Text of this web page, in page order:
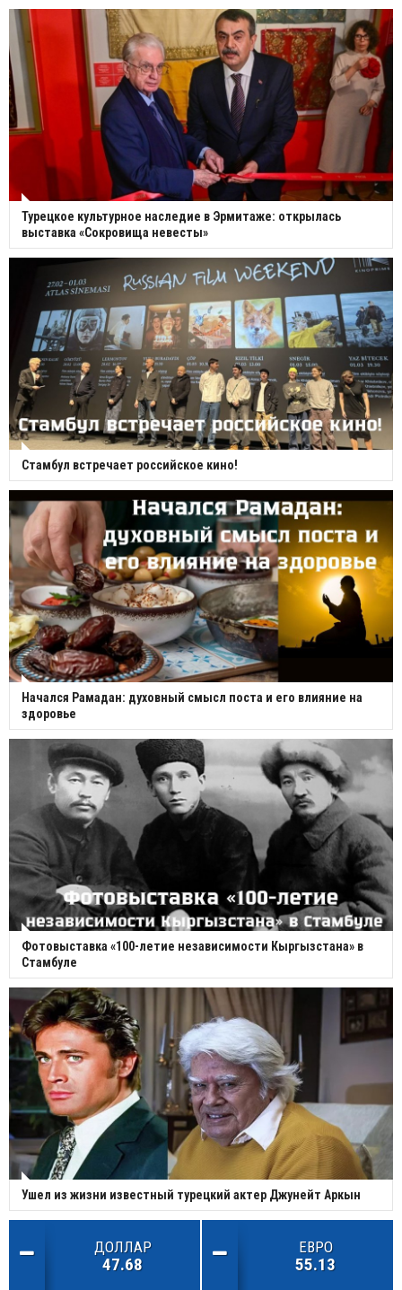
Турецкое культурное наследие в Эрмитаже: открылась
выставка «Сокровища невесты»
Стамбул встречает российское кино!
Начался Рамадан: духовный смысл поста и его влияние на
здоровье
Фотовыставка «100-летие независимости Кыргызстана» в
Стамбуле
Ушел из жизни известный турецкий актер Джунейт Аркын
ДОЛЛАР
47.68
ЕВРО
55.13